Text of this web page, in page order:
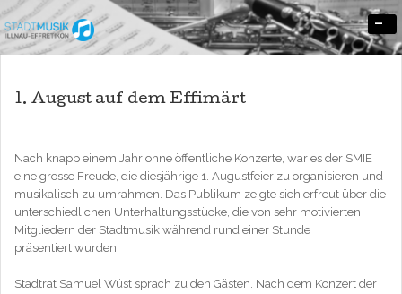
SMIE
Stadtmusik Illnau-Effretikon
-
1. August auf dem Effimärt
Nach knapp einem Jahr ohne öffentliche Konzerte, war es der SMIE
eine grosse Freude, die diesjährige 1. Augustfeier zu organisieren und
musikalisch zu umrahmen. Das Publikum zeigte sich erfreut über die
unterschiedlichen Unterhaltungsstücke, die von sehr motivierten
Mitgliedern der Stadtmusik während rund einer Stunde
präsentiert wurden.
Stadtrat Samuel Wüst sprach zu den Gästen. Nach dem Konzert der